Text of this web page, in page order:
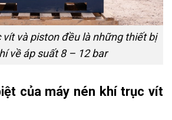
vít và piston đều là những thiết bị
về áp suất 8 – 12 bar
của máy nén khí trục vít